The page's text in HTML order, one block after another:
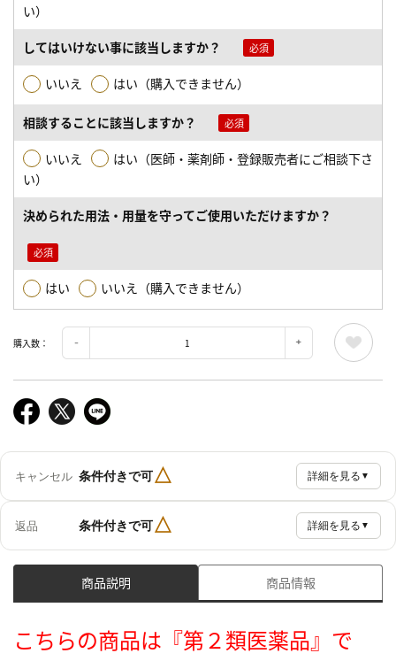
い）
してはいけない事に該当しますか？
いいえ はい（購入できません）
相談することに該当しますか？
いいえ
はい（医師・薬剤師・登録販売者にご相談下さ
い）
決められた用法・用量を守ってご使用いただけますか？
はい いいえ（購入できません）
購入数：
キャンセル 条件付きで可△ 詳細を見る ▼
返品 条件付きで可△ 詳細を見る ▼
商品説明 商品情報
こちらの商品は『第２類医薬品』で